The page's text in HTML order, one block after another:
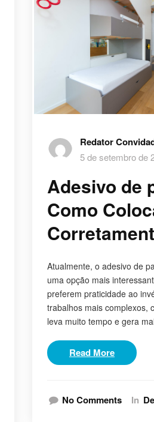
Redator
5 de setembro de
Adesivo de
Como
Atualmente, o adesivo de
uma opção mais
preferem praticidade ao
trabalhos mais complexos,
leva muito tempo e gera
Read More
No Comments In